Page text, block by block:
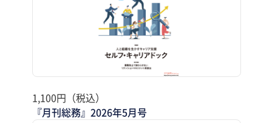
1,100円（税込）
『月刊総務』2026年5月号